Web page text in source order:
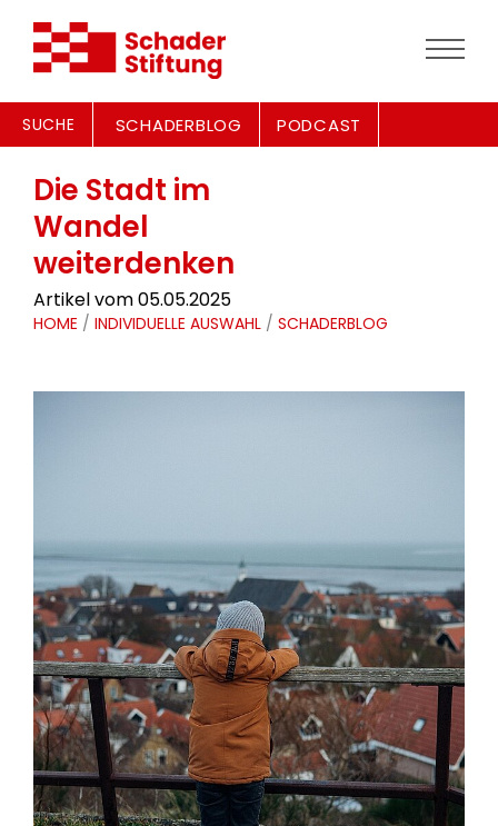
SUCHE SCHADERBLOG PODCAST
Die Stadt im
Wandel
weiterdenken
Artikel vom 05.05.2025
HOME / INDIVIDUELLE AUSWAHL / SCHADERBLOG